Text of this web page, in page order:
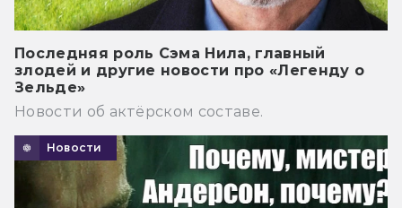
Последняя роль Сэма Нила, главный
злодей и другие новости про «Легенду о
Зельде»
Новости об актёрском составе.
Новости